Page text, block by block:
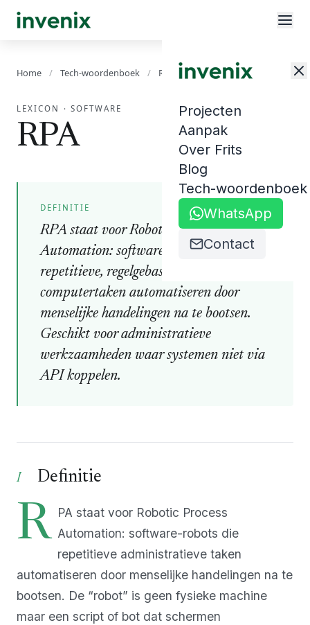
Projecten
Aanpak
Over Frits
Blog
Tech-woordenboek
WhatsApp
Contact
Home / Tech-woordenboek / RPA
LEXICON · SOFTWARE
RPA
DEFINITIE
RPA staat voor Robotic Process
Automation: software-robots die
repetitieve, regelgebaseerde
computertaken automatiseren door
menselijke handelingen na te bootsen.
Geschikt voor administratieve
werkzaamheden waar systemen niet via
API koppelen.
Definitie
R PA staat voor Robotic Process
Automation: software-robots die
repetitieve administratieve taken
automatiseren door menselijke handelingen na te
bootsen. De “robot” is geen fysieke machine
maar een script of bot dat schermen